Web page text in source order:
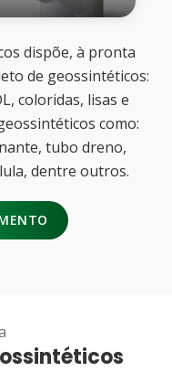
dispõe, à pronta
de geossintéticos:
coloridas, lisas e
como:
tubo dreno,
dentre outros.